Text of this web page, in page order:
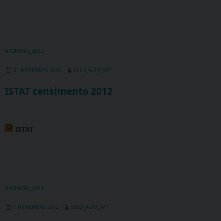
ARCHIVIO_2012
21 NOVEMBRE 2012 SEED_ADM_WP
ISTAT censimento 2012
ISTAT
ARCHIVIO_2012
1 NOVEMBRE 2012 SEED_ADM_WP